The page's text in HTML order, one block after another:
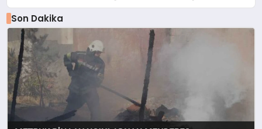
Son Dakika